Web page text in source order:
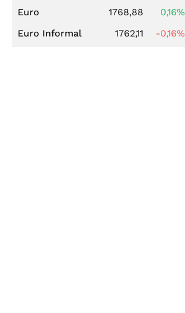
Euro
1768,88
0,16%
Euro Informal
1762,11 -0,16%